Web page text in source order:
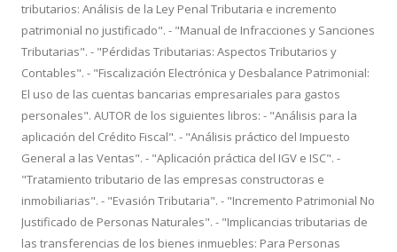
tributarios: Análisis de la Ley Penal Tributaria e incremento
patrimonial no justificado". - "Manual de Infracciones y Sanciones
Tributarias". - "Pérdidas Tributarias: Aspectos Tributarios y
Contables". - "Fiscalización Electrónica y Desbalance Patrimonial:
El uso de las cuentas bancarias empresariales para gastos
personales". AUTOR de los siguientes libros: - "Análisis para la
aplicación del Crédito Fiscal". - "Análisis práctico del Impuesto
General a las Ventas". - "Aplicación práctica del IGV e ISC". -
"Tratamiento tributario de las empresas constructoras e
inmobiliarias". - "Evasión Tributaria". - "Incremento Patrimonial No
Justificado de Personas Naturales". - "Implicancias tributarias de
las transferencias de los bienes inmuebles: Para Personas